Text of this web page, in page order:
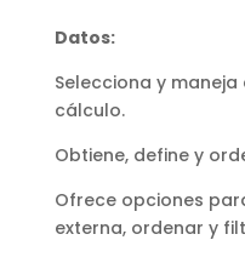
Datos:
Selecciona y
cálculo.
Obtiene, define y
Ofrece opciones
externa, ordenar y